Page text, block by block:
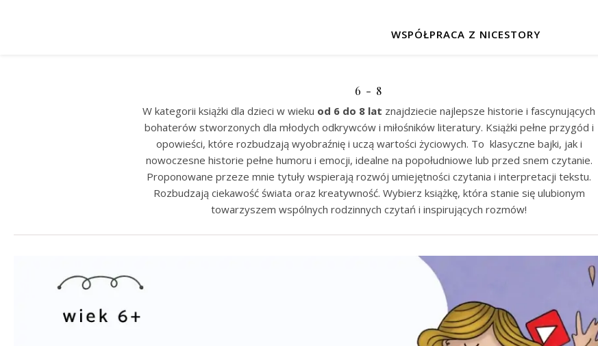
WSPÓŁPRACA Z NICESTORY
6 - 8
W kategorii książki dla dzieci w wieku od 6 do 8 lat znajdziecie najlepsze historie i fascynujących
bohaterów stworzonych dla młodych odkrywców i miłośników literatury. Książki pełne przygód i
opowieści, które rozbudzają wyobraźnię i uczą wartości życiowych. To klasyczne bajki, jak i
nowoczesne historie pełne humoru i emocji, idealne na popołudniowe lub przed snem czytanie.
Proponowane przeze mnie tytuły wspierają rozwój umiejętności czytania i interpretacji tekstu.
Rozbudzają ciekawość świata oraz kreatywność. Wybierz książkę, która stanie się ulubionym
towarzyszem wspólnych rodzinnych czytań i inspirujących rozmów!